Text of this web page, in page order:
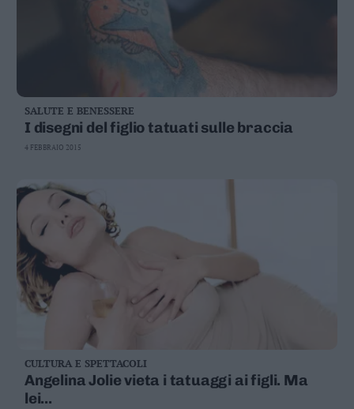
SALUTE E BENESSERE
I disegni del figlio tatuati sulle braccia
4 FEBBRAIO 2015
CULTURA E SPETTACOLI
Angelina Jolie vieta i tatuaggi ai figli. Ma
lei...